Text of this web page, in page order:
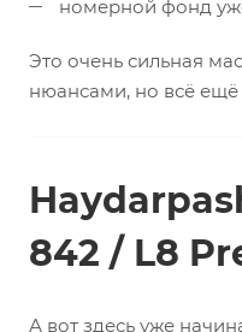
номерной фонд
Это очень сильная
нюансами, но всё
842 / L8
А вот здесь уже